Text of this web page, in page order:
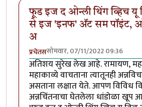
फूड इज द ओन्ली थिंग व्हिच यू
से इज 'इनफ' अ‍ॅट सम पॉइंट,
अ
प्रचेतससोमवार, 07/11/2022 09:36
अतिशय सुरेख लेख आहे. रामायण,
महाकाव्ये वाचताना त्यातूनही
असताना लक्षात येते. आपण विविध
अन्नचिंतनाचा घेतलेला धांडोळा खूप